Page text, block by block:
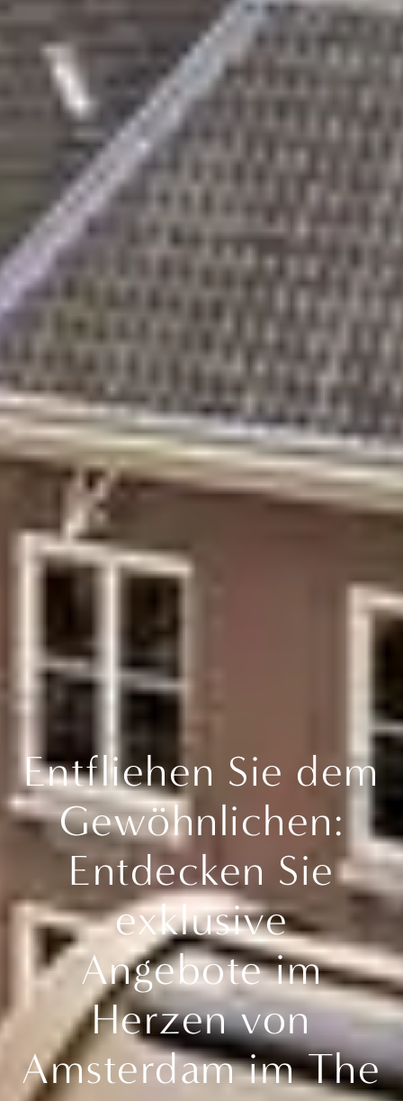
Entfliehen Sie dem
Gewöhnlichen:
Entdecken Sie
exklusive
Angebote im
Herzen von
Amsterdam im The